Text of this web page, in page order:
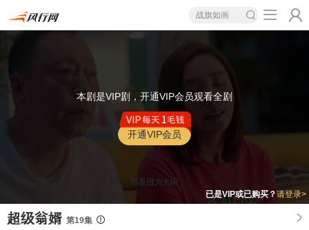
战旗如画
本剧是VIP剧，开通VIP会员观看全剧
开通VIP会员
已是VIP或已购买？请登录>
超级翁婿 第19集